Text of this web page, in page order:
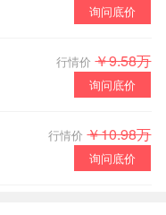
询问底价
行情价 ￥9.58万
询问底价
行情价 ￥10.98万
询问底价